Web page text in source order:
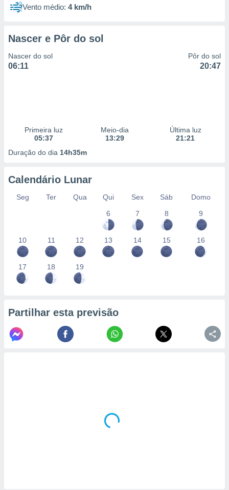
Vento médio: 4 km/h
Nascer e Pôr do sol
Nascer do sol
06:11
Pôr do sol
20:47
Primeira luz
05:37
Meio-dia
13:29
Última luz
21:21
Duração do dia 14h35m
Calendário Lunar
Seg Ter Qua Qui Sex Sáb
Domo
6
7 8 9
10 11 12 13 14 15 16
17 18 19
Partilhar esta previsão